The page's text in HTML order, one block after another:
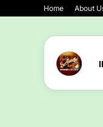
Home About